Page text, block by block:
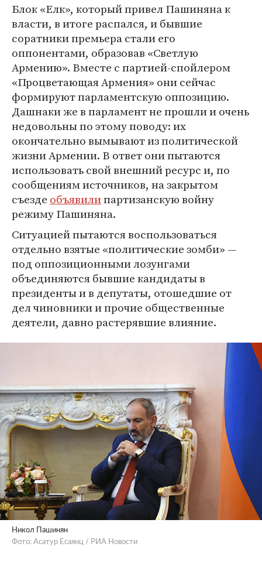
Блок «Елк», который привел Пашиняна к
власти, в итоге распался, и бывшие
соратники премьера стали его
оппонентами, образовав «Светлую
Армению». Вместе с партией-спойлером
«Процветающая Армения» они сейчас
формируют парламентскую оппозицию.
Дашнаки же в парламент не прошли и очень
недовольны по этому поводу: их
окончательно вымывают из политической
жизни Армении. В ответ они пытаются
использовать свой внешний ресурс и, по
сообщениям источников, на закрытом
съезде объявилипартизанскую войну
режиму Пашиняна.
Ситуацией пытаются воспользоваться
отдельно взятые «политические зомби» —
под оппозиционными лозунгами
объединяются бывшие кандидаты в
президенты и в депутаты, отошедшие от
дел чиновники и прочие общественные
деятели, давно растерявшие влияние.
Никол Пашинян
Фото: Асатур Есаянц / РИА Новости